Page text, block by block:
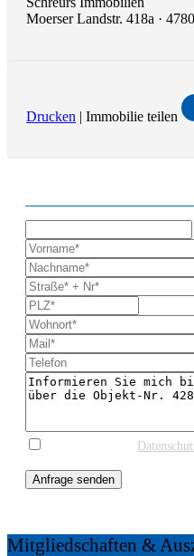
Moerser Landstr. 418a ·
Drucken | Immobilie teilen
Anfrage senden
Mitgliedschaften &